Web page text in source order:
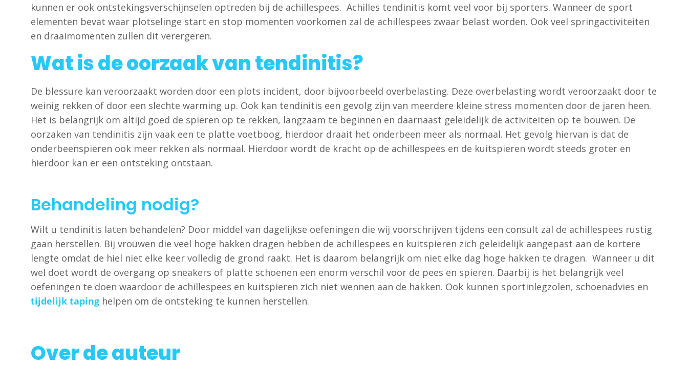
kunnen er ook ontstekingsverschijnselen optreden bij de achillespees. Achilles tendinitis komt veel voor bij sporters. Wanneer de sport
elementen bevat waar plotselinge start en stop momenten voorkomen zal de achillespees zwaar belast worden. Ook veel springactiviteiten
en draaimomenten zullen dit verergeren.
Wat is de oorzaak van tendinitis?
De blessure kan veroorzaakt worden door een plots incident, door bijvoorbeeld overbelasting. Deze overbelasting wordt veroorzaakt door te
weinig rekken of door een slechte warming up. Ook kan tendinitis een gevolg zijn van meerdere kleine stress momenten door de jaren heen.
Het is belangrijk om altijd goed de spieren op te rekken, langzaam te beginnen en daarnaast geleidelijk de activiteiten op te bouwen. De
oorzaken van tendinitis zijn vaak een te platte voetboog, hierdoor draait het onderbeen meer als normaal. Het gevolg hiervan is dat de
onderbeenspieren ook meer rekken als normaal. Hierdoor wordt de kracht op de achillespees en de kuitspieren wordt steeds groter en
hierdoor kan er een ontsteking ontstaan.
Behandeling nodig?
Wilt u tendinitis laten behandelen? Door middel van dagelijkse oefeningen die wij voorschrijven tijdens een consult zal de achillespees rustig
gaan herstellen. Bij vrouwen die veel hoge hakken dragen hebben de achillespees en kuitspieren zich geleidelijk aangepast aan de kortere
lengte omdat de hiel niet elke keer volledig de grond raakt. Het is daarom belangrijk om niet elke dag hoge hakken te dragen. Wanneer u dit
wel doet wordt de overgang op sneakers of platte schoenen een enorm verschil voor de pees en spieren. Daarbij is het belangrijk veel
oefeningen te doen waardoor de achillespees en kuitspieren zich niet wennen aan de hakken. Ook kunnen sportinlegzolen, schoenadvies en
tijdelijk taping helpen om de ontsteking te kunnen herstellen.
Over de auteur